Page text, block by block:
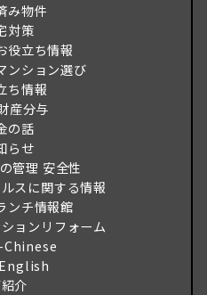
み物件
対策
役立ち情報
ンション選び
ち情報
産分与
の話
らせ
管理 安全性
スに関する情報
ンチ情報館
ョンリフォーム
Chinese
介